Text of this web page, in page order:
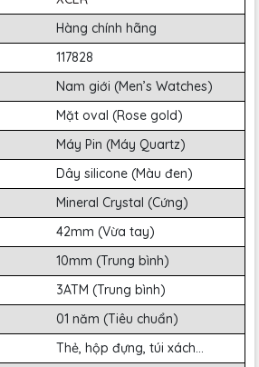
Hàng chính hãng
117828
Nam giới (Men’s Watches)
Mặt oval (Rose gold)
Máy Pin (Máy Quartz)
Dây silicone (Màu đen)
Mineral Crystal (Cứng)
42mm (Vừa tay)
10mm (Trung bình)
3ATM (Trung bình)
01 năm (Tiêu chuẩn)
Thẻ, hộp đựng, túi xách...